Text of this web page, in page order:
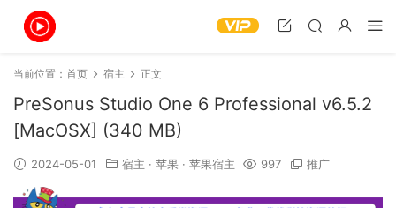
当前位置： 首页 宿主 正文
PreSonus Studio One 6 Professional v6.5.2
[MacOSX] (340 MB)
2024-05-01 宿主 · 苹果 · 苹果宿主 997 推广